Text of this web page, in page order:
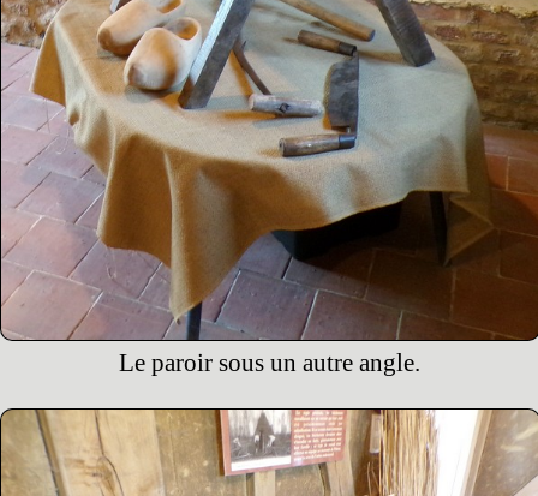
Le paroir sous un autre angle.